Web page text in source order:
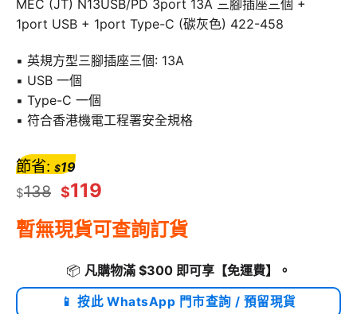
MEC (JT) N13USB/PD 3port 13A 三腳插座三個 +
1port USB + 1port Type-C (碳灰色) 422-458
▪️ 英規方型三腳插座三個: 13A
▪️ USB 一個
▪️ Type-C 一個
▪️ 符合香港機電工程署安全規格
$138 $119
節省: $19
暫無現貨可查詢訂貨
📦 凡購物滿 $300 即可享 【免運費】 。
📱 按此 WhatsApp 門市查詢 / 預留現貨